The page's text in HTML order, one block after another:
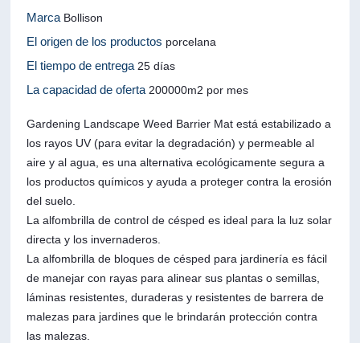
Marca Bollison
El origen de los productos porcelana
El tiempo de entrega 25 días
La capacidad de oferta 200000m2 por mes
Gardening Landscape Weed Barrier Mat está estabilizado a
los rayos UV (para evitar la degradación) y permeable al
aire y al agua, es una alternativa ecológicamente segura a
los productos químicos y ayuda a proteger contra la erosión
del suelo.
La alfombrilla de control de césped es ideal para la luz solar
directa y los invernaderos.
La alfombrilla de bloques de césped para jardinería es fácil
de manejar con rayas para alinear sus plantas o semillas,
láminas resistentes, duraderas y resistentes de barrera de
malezas para jardines que le brindarán protección contra
las malezas.